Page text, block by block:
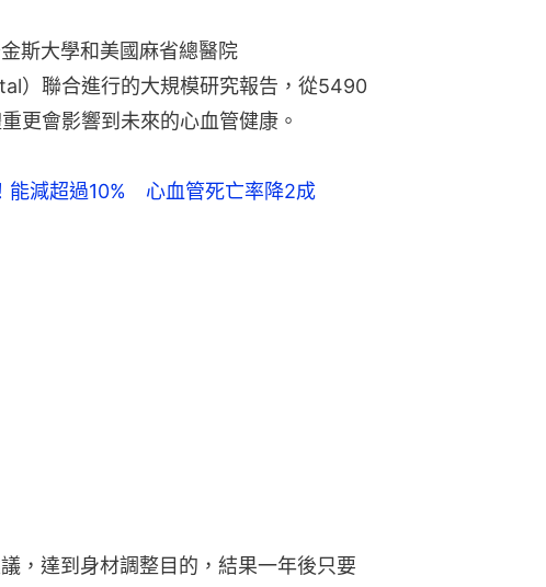
斯大學和美國麻省總醫院
）聯合進行的大規模研究報告，從5490
更會影響到未來的心血管健康。
能減超過10% 心血管死亡率降2成
，達到身材調整目的，結果一年後只要